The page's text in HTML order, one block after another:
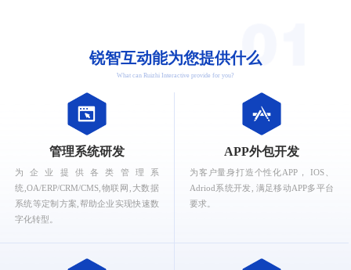
锐智互动能为您提供什么
What can Ruizhi Interactive provide for you?
管理系统研发
为企业提供各类管理系
统,OA/ERP/CRM/CMS,物联网,大数据
系统等定制方案,帮助企业实现快速数
字化转型。
APP外包开发
为客户量身打造个性化APP， IOS、
Adriod系统开发, 满足移动APP多平台
要求。